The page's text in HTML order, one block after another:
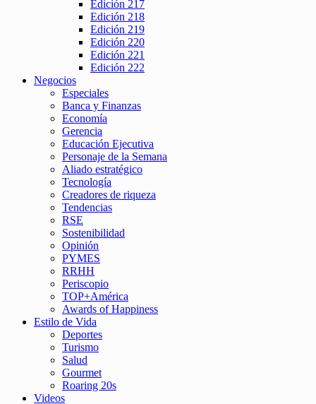
Edición 217
Edición 218
Edición 219
Edición 220
Edición 221
Edición 222
Negocios
Especiales
Banca y Finanzas
Economía
Gerencia
Educación Ejecutiva
Personaje de la Semana
Aliado estratégico
Tecnología
Creadores de riqueza
Tendencias
RSE
Sostenibilidad
Opinión
PYMES
RRHH
Periscopio
TOP+América
Awards of Happiness
Estilo de Vida
Deportes
Turismo
Salud
Gourmet
Roaring 20s
Videos